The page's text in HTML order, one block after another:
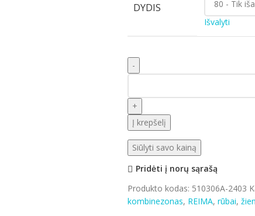
DYDIS
Išvalyti
Į krepšelį
Siūlyti savo kainą
Pridėti į norų sąrašą
Produkto kodas: 510306A-2403
kombinezonas, REIMA, rūbai,